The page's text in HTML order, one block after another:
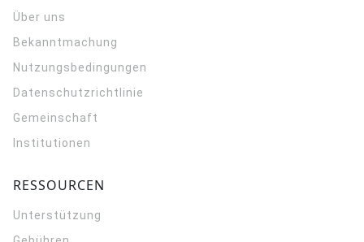
Über uns
Bekanntmachung
Nutzungsbedingungen
Datenschutzrichtlinie
Gemeinschaft
Institutionen
RESSOURCEN
Unterstützung